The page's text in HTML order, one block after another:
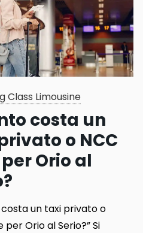
Class Limousine
costa un
o NCC
Orio al
costa un taxi privato o
per Orio al Serio?” Si